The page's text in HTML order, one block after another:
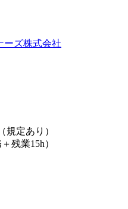
ーズ株式会社
定あり）
残業15h）